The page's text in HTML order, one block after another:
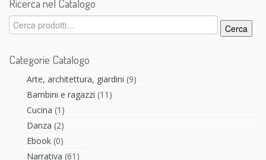
Ricerca nel Catalogo
Cerca:
Cerca
Categorie Catalogo
Arte, architettura, giardini (9)
Bambini e ragazzi (11)
Cucina (1)
Danza (2)
Ebook (0)
Narrativa (61)